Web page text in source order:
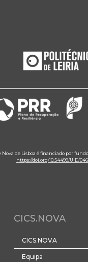
de Lisboa é financiado por
https://doi.org/10.54499/UID/
CICS.NOVA
CICS.NOVA
Equipa